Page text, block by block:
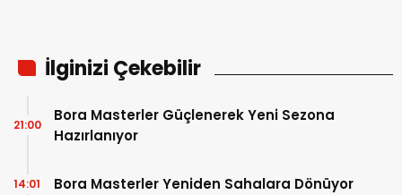
İlginizi Çekebilir
Bora Masterler Güçlenerek Yeni Sezona
Hazırlanıyor
21:00
Bora Masterler Yeniden Sahalara Dönüyor
14:01